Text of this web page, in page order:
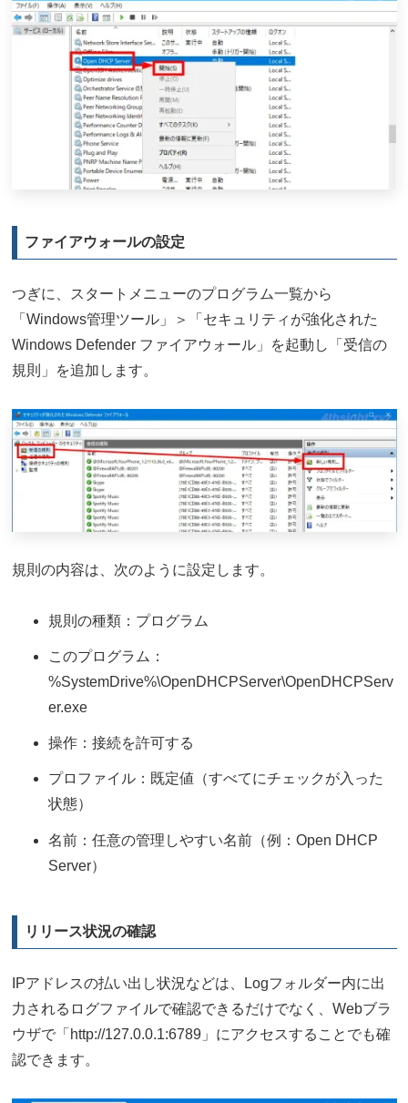
ファイアウォールの設定
つぎに、スタートメニューのプログラム一覧から
「Windows管理ツール」＞「セキュリティが強化された
Windows Defender ファイアウォール」を起動し「受信の
規則」を追加します。
規則の内容は、次のように設定します。
規則の種類：プログラム
このプログラム：
%SystemDrive%\OpenDHCPServer\OpenDHCPServ
er.exe
操作：接続を許可する
プロファイル：既定値（すべてにチェックが入った
状態）
名前：任意の管理しやすい名前（例：Open DHCP
Server）
リリース状況の確認
IPアドレスの払い出し状況などは、Logフォルダー内に出
力されるログファイルで確認できるだけでなく、Webブラ
ウザで「http://127.0.0.1:6789」にアクセスすることでも確
認できます。